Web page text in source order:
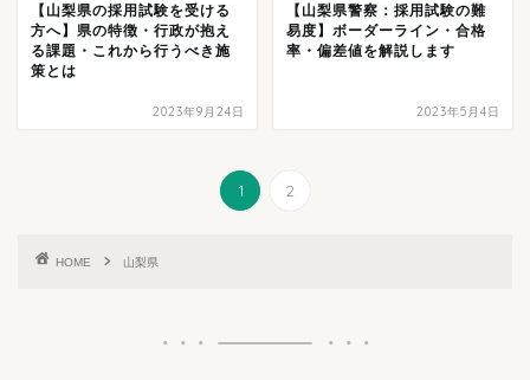
【山梨県の採用試験を受ける
方へ】県の特徴・行政が抱え
る課題・これから行うべき施
策とは
2023年9月24日
【山梨県警察：採用試験の難
易度】ボーダーライン・合格
率・偏差値を解説します
2023年5月4日
1 2
HOME 山梨県